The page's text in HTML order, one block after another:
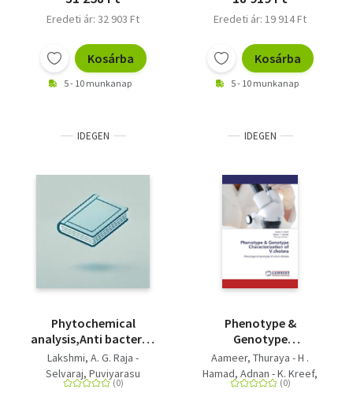
Eredeti ár: 32 903 Ft
Kosárba
5 - 10 munkanap
Eredeti ár: 19 914 Ft
Kosárba
5 - 10 munkanap
IDEGEN
Phytochemical
analysis,Anti bacterial
activity of capsicum
annuum.L
Lakshmi, A. G. Raja -
Selvaraj, Puviyarasu
IDEGEN
Phenotype &
Genotype
Characterization of
V.cholera - Phenotype
& Genotype of vibrio
Aameer, Thuraya - H .
Hamad, Adnan - K. Kreef,
Jawad